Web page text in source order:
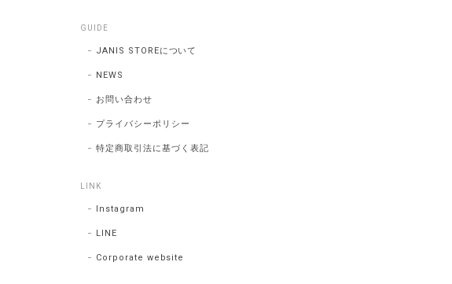
GUIDE
JANIS STOREについて
NEWS
お問い合わせ
プライバシーポリシー
特定商取引法に基づく表記
LINK
Instagram
LINE
Corporate website